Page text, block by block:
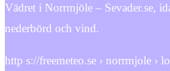
Vädret i Norrmjöle – Sevader.se,
nederbörd och vind.
http s://freemeteo.se › norrmjole ›